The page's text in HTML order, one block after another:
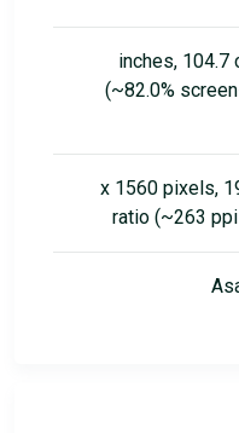
6.53 inches,
(~82.0%
720 x 1560 pixels,
ratio (~263